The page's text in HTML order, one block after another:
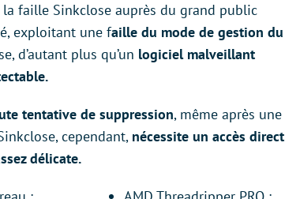
la faille Sinkclose auprès du grand public
exploitant une faille du mode de gestion du
d’autant plus qu’un logiciel malveillant
tentative de suppression, même après une
cependant, nécessite un accès direct
délicate.